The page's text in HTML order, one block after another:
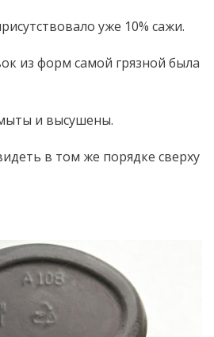
уже 10% сажи.
из форм самой грязной была
и высушены.
в том же порядке сверху